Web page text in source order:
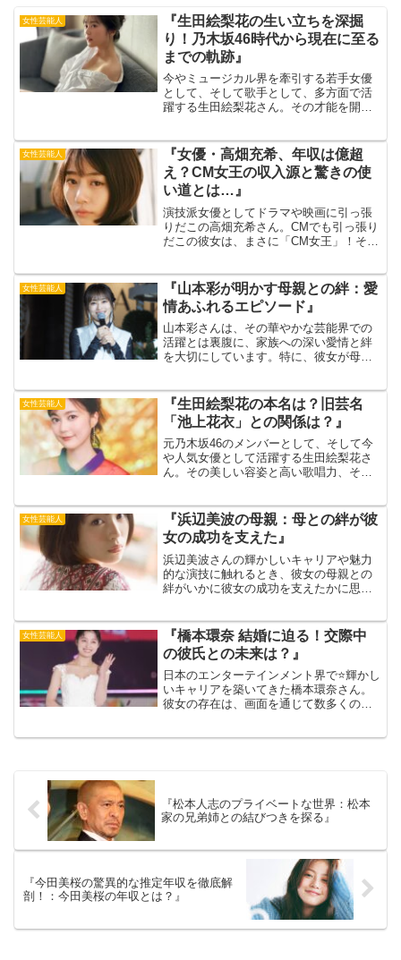
女性芸能人
『生田絵梨花の生い立ちを深掘
り！乃木坂46時代から現在に至る
までの軌跡』
今やミュージカル界を牽引する若手女優
として、そして歌手として、多方面で活
躍する生田絵梨花さん。その才能を開花
の幼少期から乃木坂46時代、そして現在
に至るまでの軌跡を辿り...
女性芸能人
『女優・高畑充希、年収は億超
え？CM女王の収入源と驚きの使
い道とは…』
演技派女優としてドラマや映画に引っ張
りだこの高畑充希さん。CMでも引っ張り
だこの彼女は、まさに「CM女王」！そん
回は、高畑さんの年収に迫るとともに、
その収入源や...
女性芸能人
『山本彩が明かす母親との絆：愛
情あふれるエピソード』
山本彩さんは、その華やかな芸能界での
活躍とは裏腹に、家族への深い愛情と絆
を大切にしています。特に、彼女が母親
た。出典元：クランクイン！今回の記事
では、母親の言葉から垣間...
女性芸能人
『生田絵梨花の本名は？旧芸名
「池上花衣」との関係は？』
元乃木坂46のメンバーとして、そして今
や人気女優として活躍する生田絵梨花さ
ん。その美しい容姿と高い歌唱力、そし
実は乃木坂46加入前に「池上花衣」とい
う芸名で活動してい...
女性芸能人
『浜辺美波の母親：母との絆が彼
女の成功を支えた』
浜辺美波さんの輝かしいキャリアや魅力
的な演技に触れるとき、彼女の母親との
絆がいかに彼女の成功を支えたかに思い
は、母親との深い絆と支え合いがあった
ことを知ると、彼女の人間性...
女性芸能人
『橋本環奈 結婚に迫る！交際中
の彼氏との未来は？』
日本のエンターテインメント界で⭐️輝かし
いキャリアを築いてきた橋本環奈さん。
彼女の存在は、画面を通じて数多くのフ
『松本人志のプライベートな世界：松本
家の兄弟姉との結びつきを探る』
『今田美桜の驚異的な推定年収を徹底解
剖！：今田美桜の年収とは？』